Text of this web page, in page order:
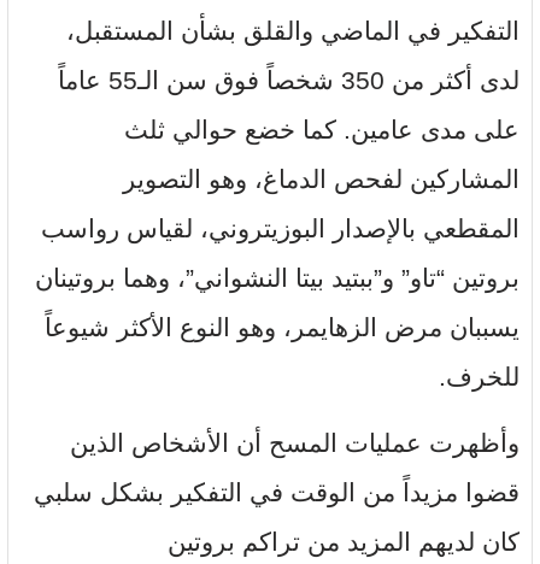
التفكير في الماضي والقلق بشأن المستقبل،
لدى أكثر من 350 شخصاً فوق سن الـ55 عاماً
على مدى عامين. كما خضع حوالي ثلث
المشاركين لفحص الدماغ، وهو التصوير
المقطعي بالإصدار البوزيتروني، لقياس رواسب
بروتين “تاو” و”ببتيد بيتا النشواني”، وهما بروتينان
يسببان مرض الزهايمر، وهو النوع الأكثر شيوعاً
للخرف.
وأظهرت عمليات المسح أن الأشخاص الذين
قضوا مزيداً من الوقت في التفكير بشكل سلبي
كان لديهم المزيد من تراكم بروتين